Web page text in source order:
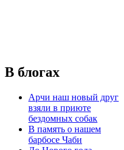
В блогах
Арчи наш новый друг
взяли в приюте
бездомных собак
В память о нашем
барбосе Чаби